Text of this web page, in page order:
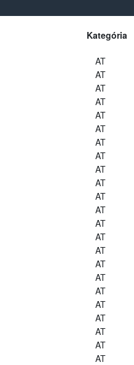
Kategória
AT
AT
AT
AT
AT
AT
AT
AT
AT
AT
AT
AT
AT
AT
AT
AT
AT
AT
AT
AT
AT
AT
AT